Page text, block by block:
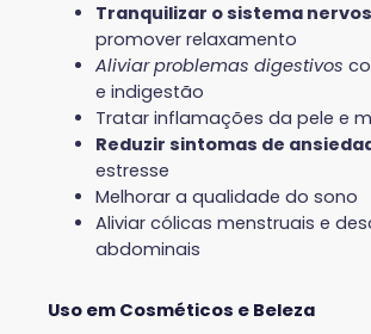
Tranquilizar o sistema
promover relaxamento
Aliviar problemas digestivos
e indigestão
Tratar inflamações da pele e
Reduzir sintomas de
estresse
Melhorar a qualidade do sono
Aliviar cólicas menstruais e
abdominais
Uso em Cosméticos e Beleza